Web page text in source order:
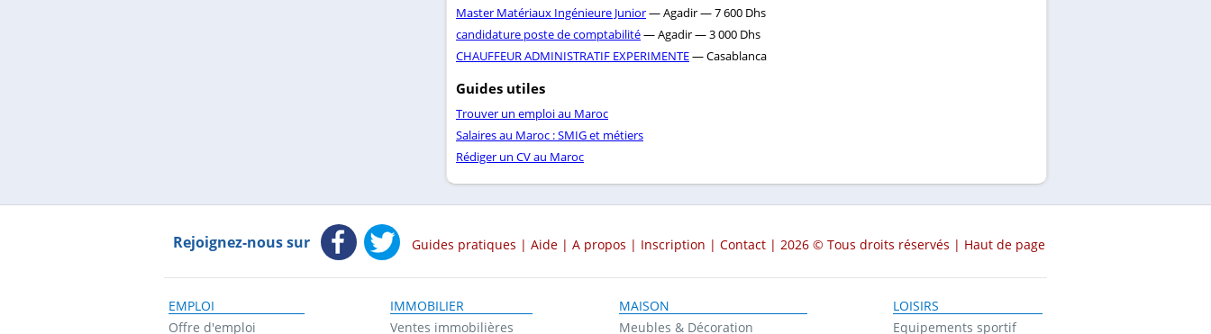
Master Matériaux Ingénieure Junior— Agadir — 7 600 Dhs
candidature poste de comptabilité— Agadir — 3 000 Dhs
CHAUFFEUR ADMINISTRATIF EXPERIMENTE— Casablanca
Guides utiles
Trouver un emploi au Maroc
Salaires au Maroc : SMIG et métiers
Rédiger un CV au Maroc
Rejoignez-nous sur Guides pratiques | Aide | A propos | Inscription | Contact | 2026 © Tous droits réservés | Haut de page
EMPLOI
Offre d'emploi
IMMOBILIER
Ventes immobilières
MAISON
Meubles & Décoration
LOISIRS
Equipements sportif